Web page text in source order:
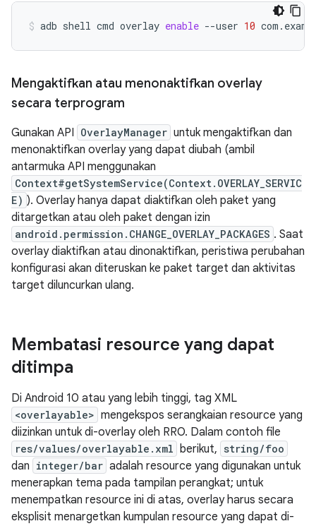
adb shell cmd overlay enable --user 10
Mengaktifkan atau menonaktifkan overlay
secara terprogram
Gunakan API OverlayManager untuk mengaktifkan dan
menonaktifkan overlay yang dapat diubah (ambil
antarmuka API menggunakan
Context#getSystemService(Context.OVERLAY_SERVIC
E) ). Overlay hanya dapat diaktifkan oleh paket yang
ditargetkan atau oleh paket dengan izin
android.permission.CHANGE_OVERLAY_PACKAGES . Saat
overlay diaktifkan atau dinonaktifkan, peristiwa perubahan
konfigurasi akan diteruskan ke paket target dan aktivitas
target diluncurkan ulang.
Membatasi resource yang dapat
ditimpa
Di Android 10 atau yang lebih tinggi, tag XML
<overlayable> mengekspos serangkaian resource yang
diizinkan untuk di-overlay oleh RRO. Dalam contoh file
res/values/overlayable.xml berikut, string/foo
dan integer/bar adalah resource yang digunakan untuk
menerapkan tema pada tampilan perangkat; untuk
menempatkan resource ini di atas, overlay harus secara
eksplisit menargetkan kumpulan resource yang dapat di-